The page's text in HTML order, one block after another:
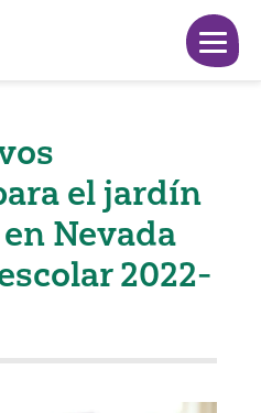
el jardín
Nevada
2022-